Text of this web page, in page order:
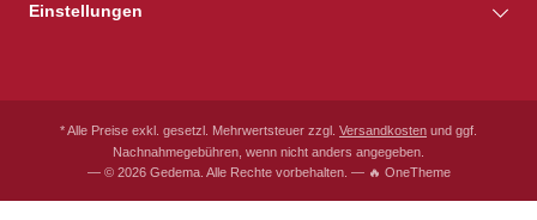
Einstellungen
* Alle Preise exkl. gesetzl. Mehrwertsteuer zzgl. Versandkosten und ggf.
Nachnahmegebühren, wenn nicht anders angegeben.
— © 2026 Gedema. Alle Rechte vorbehalten. — 🔥 OneTheme